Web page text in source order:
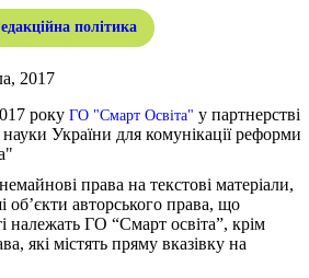
політика
2017
року ГО "Смарт Освіта" у партнерстві
науки України для комунікації реформи
права на текстові матеріали,
об’єкти авторського права, що
належать ГО “Смарт освіта”, крім
які містять пряму вказівку на